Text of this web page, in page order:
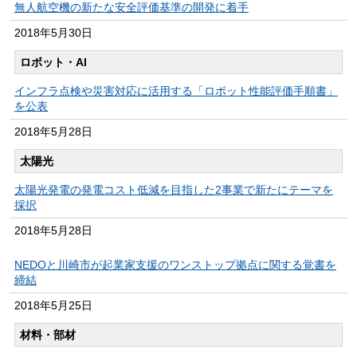
無人航空機の新たな安全評価基準の開発に着手
2018年5月30日
ロボット・AI
インフラ点検や災害対応に活用する「ロボット性能評価手順書」
を公表
2018年5月28日
太陽光
太陽光発電の発電コスト低減を目指した2事業で新たにテーマを
採択
2018年5月28日
NEDOと川崎市が起業家支援のワンストップ拠点に関する覚書を
締結
2018年5月25日
材料・部材